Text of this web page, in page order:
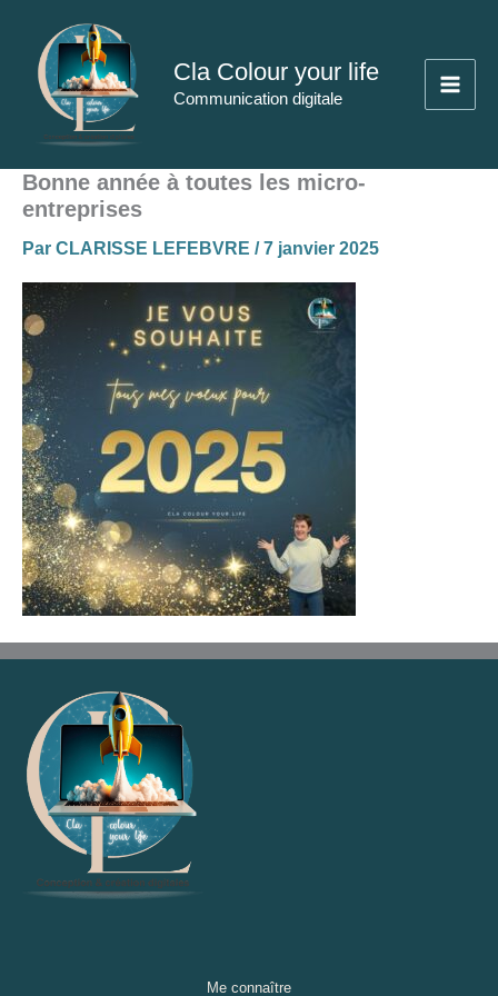
contenu
Cla Colour your life
Communication digitale
Bonne année à toutes les micro-
entreprises
Par CLARISSE LEFEBVRE /7 janvier 2025
Me connaître